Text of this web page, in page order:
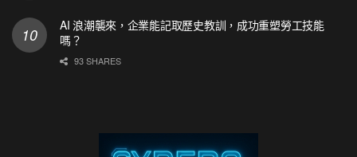
AI 浪潮襲來，企業能記取歷史教訓，成功重塑勞工技能
嗎？
93 SHARES